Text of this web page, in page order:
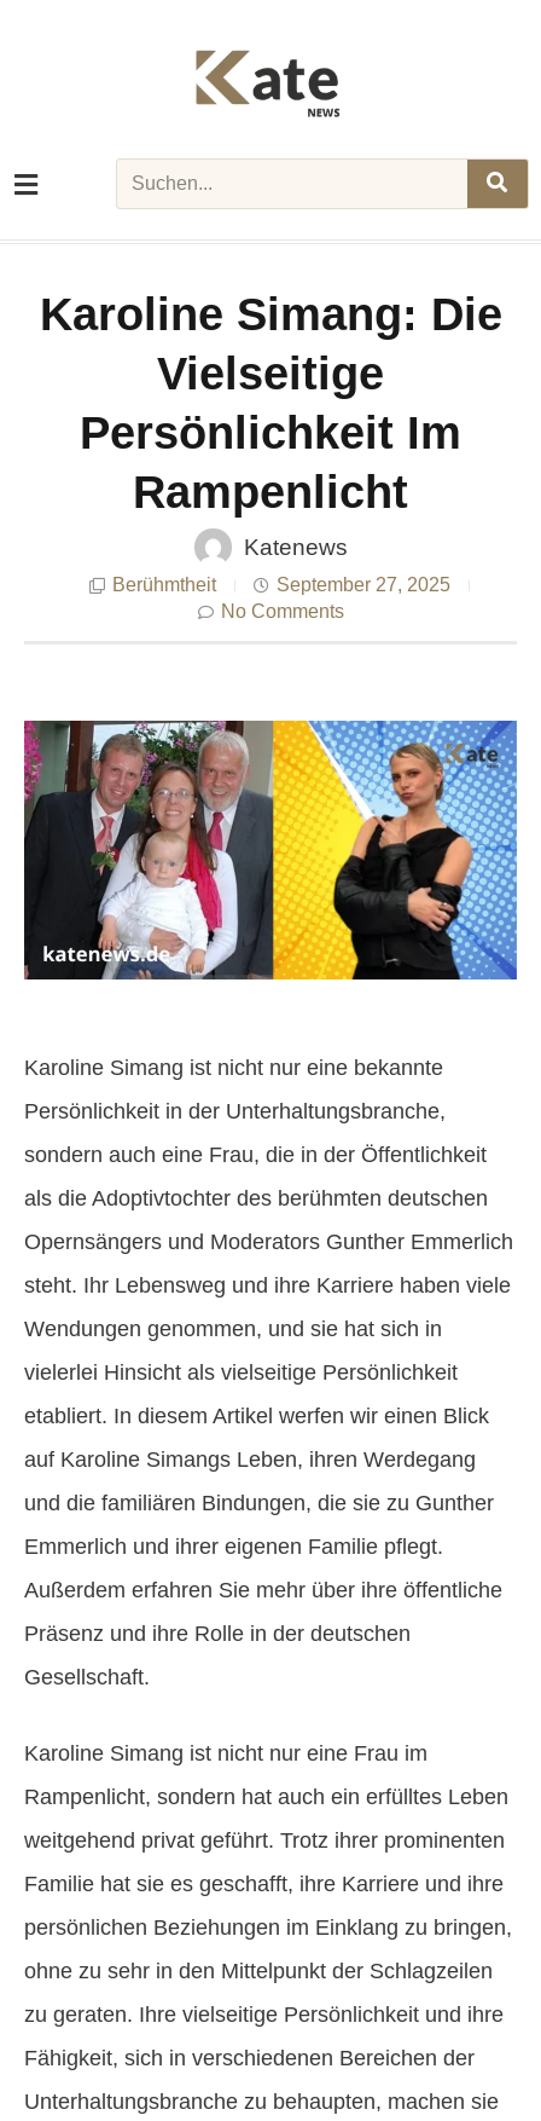
Karoline Simang: Die
Vielseitige
Persönlichkeit Im
Rampenlicht
Katenews
Berühmtheit
September 27, 2025
No Comments
Karoline Simang ist nicht nur eine bekannte
Persönlichkeit in der Unterhaltungsbranche,
sondern auch eine Frau, die in der Öffentlichkeit
als die Adoptivtochter des berühmten deutschen
Opernsängers und Moderators Gunther Emmerlich
steht. Ihr Lebensweg und ihre Karriere haben viele
Wendungen genommen, und sie hat sich in
vielerlei Hinsicht als vielseitige Persönlichkeit
etabliert. In diesem Artikel werfen wir einen Blick
auf Karoline Simangs Leben, ihren Werdegang
und die familiären Bindungen, die sie zu Gunther
Emmerlich und ihrer eigenen Familie pflegt.
Außerdem erfahren Sie mehr über ihre öffentliche
Präsenz und ihre Rolle in der deutschen
Gesellschaft.
Karoline Simang ist nicht nur eine Frau im
Rampenlicht, sondern hat auch ein erfülltes Leben
weitgehend privat geführt. Trotz ihrer prominenten
Familie hat sie es geschafft, ihre Karriere und ihre
persönlichen Beziehungen im Einklang zu bringen,
ohne zu sehr in den Mittelpunkt der Schlagzeilen
zu geraten. Ihre vielseitige Persönlichkeit und ihre
Fähigkeit, sich in verschiedenen Bereichen der
Unterhaltungsbranche zu behaupten, machen sie